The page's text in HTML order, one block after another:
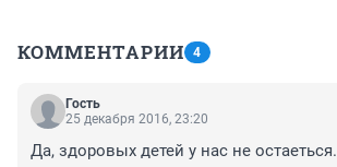
КОММЕНТАРИИ 4
Гость
25 декабря 2016, 23:20
Да, здоровых детей у нас не остаеться.